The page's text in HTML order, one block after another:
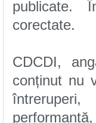
corectate.